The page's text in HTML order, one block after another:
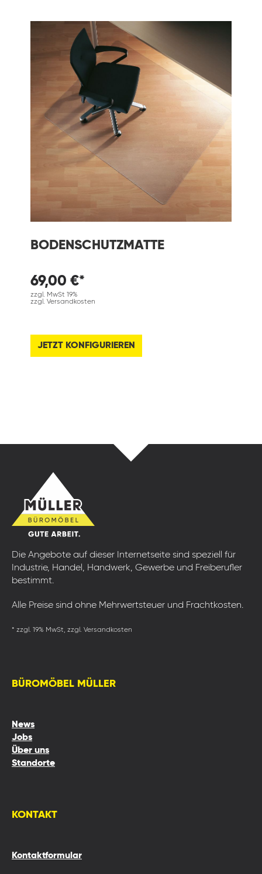
BODENSCHUTZMATTE
69,00 €*
zzgl. MwSt 19%
zzgl. Versandkosten
JETZT KONFIGURIEREN
Die Angebote auf dieser Internetseite sind speziell für
Industrie, Handel, Handwerk, Gewerbe und Freiberufler
bestimmt.
Alle Preise sind ohne Mehrwertsteuer und Frachtkosten.
* zzgl. 19% MwSt, zzgl. Versandkosten
BÜROMÖBEL MÜLLER
News
Jobs
Über uns
Standorte
KONTAKT
Kontaktformular